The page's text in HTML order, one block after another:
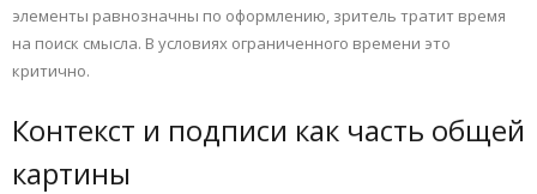
элементы равнозначны по оформлению, зритель тратит время
на поиск смысла. В условиях ограниченного времени это
критично.
Контекст и подписи как часть общей
картины